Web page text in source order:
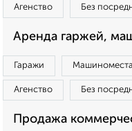
Агенство Без
Аренда гаржей,
Гаражи
Агенство Без
Продажа